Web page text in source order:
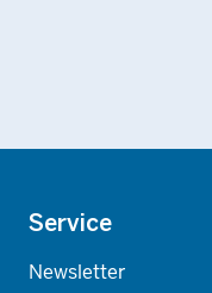
Footer
Service
Newsletter